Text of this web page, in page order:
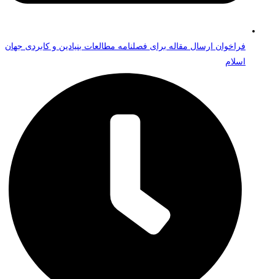
فراخوان ارسال مقاله برای فصلنامه مطالعات بنیادین و کابردی جهان
اسلام